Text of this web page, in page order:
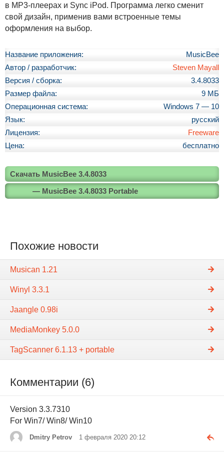
в MP3-плеерах и Sync iPod. Программа легко сменит
свой дизайн, применив вами встроенные темы
оформления на выбор.
Название приложения:
MusicBee
Автор / разработчик:
Steven Mayall
Версия / сборка:
3.4.8033
Размер файла:
9 МБ
Операционная система:
Windows 7 — 10
Язык:
русский
Лицензия:
Freeware
Цена:
бесплатно
Скачать MusicBee 3.4.8033
— MusicBee 3.4.8033 Portable
Похожие новости
Musican 1.21
Winyl 3.3.1
Jaangle 0.98i
MediaMonkey 5.0.0
TagScanner 6.1.13 + portable
Комментарии (6)
Version 3.3.7310
For Win7/ Win8/ Win10
Dmitry Petrov 1 февраля 2020 20:12